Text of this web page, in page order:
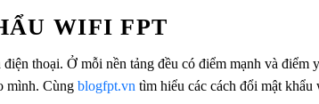
WIFI FPT
thoại. Ở mỗi nền tảng đều có điểm mạnh và điểm
mình. Cùng blogfpt.vn tìm hiểu các cách đổi mật khẩu